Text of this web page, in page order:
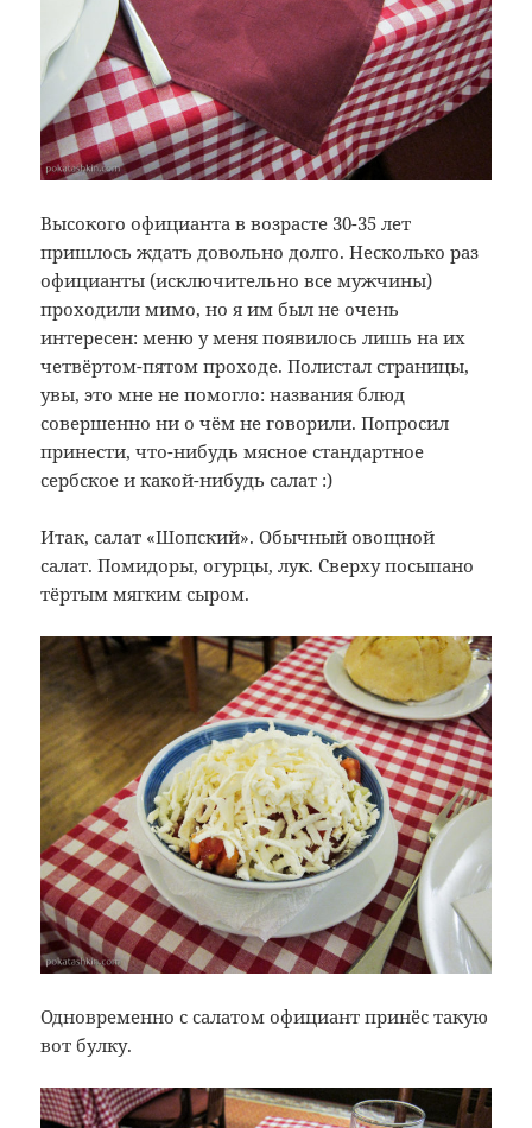
Высокого официанта в возрасте 30-35 лет
пришлось ждать довольно долго. Несколько раз
официанты (исключительно все мужчины)
проходили мимо, но я им был не очень
интересен: меню у меня появилось лишь на их
четвёртом-пятом проходе. Полистал страницы,
увы, это мне не помогло: названия блюд
совершенно ни о чём не говорили. Попросил
принести, что-нибудь мясное стандартное
сербское и какой-нибудь салат :)
Итак, салат «Шопский». Обычный овощной
салат. Помидоры, огурцы, лук. Сверху посыпано
тёртым мягким сыром.
Одновременно с салатом официант принёс такую
вот булку.